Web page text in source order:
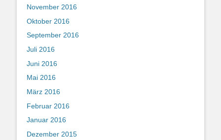
November 2016
Oktober 2016
September 2016
Juli 2016
Juni 2016
Mai 2016
März 2016
Februar 2016
Januar 2016
Dezember 2015